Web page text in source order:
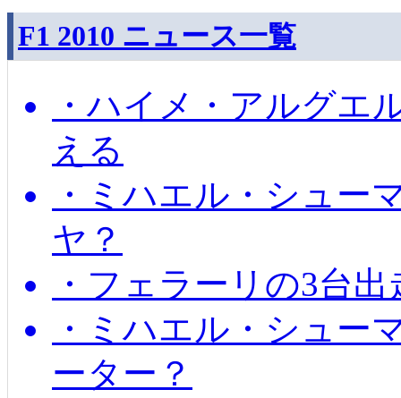
F1 2010 ニュース一覧
・ハイメ・アルグエ
える
・ミハエル・シュー
ヤ？
・フェラーリの3台
・ミハエル・シュー
ーター？